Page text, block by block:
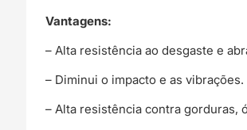
Vantagens:
– Alta resistência ao desgaste e
– Diminui o impacto e as vibrações.
– Alta resistência contra gorduras,